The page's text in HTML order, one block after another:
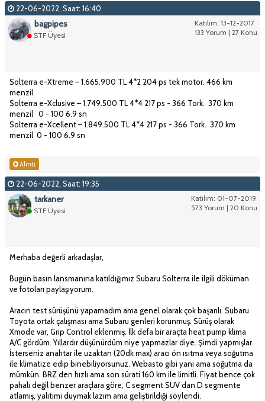
22-06-2022, Saat: 16:40
Katılım: 13-12-2017
133 Yorum | 27 Konu
bagpipes
STF Üyesi
Solterra e-Xtreme – 1.665.900 TL 4*2 204 ps tek motor. 466 km
menzil
Solterra e-Xclusive – 1.749.500 TL 4*4 217 ps - 366 Tork. 370 km
menzil 0 - 100 6.9 sn
Solterra e-Xcellent – 1.849.500 TL 4*4 217 ps - 366 Tork. 370 km
menzil 0 - 100 6.9 sn
Alıntı
22-06-2022, Saat: 19:35
Katılım: 01-07-2019
573 Yorum | 20 Konu
tarkaner
STF Üyesi
Merhaba değerli arkadaşlar,
Bugün basın lansmanına katıldığımız Subaru Solterra ile ilgili döküman
ve fotoları paylaşıyorum.
Aracın test sürüşünü yapamadım ama genel olarak çok başarılı. Subaru
Toyota ortak çalışması ama Subaru genleri korunmuş. Sürüş olarak
Xmode var, Grip Control eklenmiş. İlk defa bir araçta heat pump klima
A/C gördüm. Yıllardır düşünürdüm niye yapmazlar diye. Şimdi yapmışlar.
İsterseniz anahtar ile uzaktan (20dk max) aracı ön ısıtma veya soğutma
ile klimatize edip binebiliyorsunuz. Webasto gibi yani ama soğutma da
mümkün. BRZ den hızlı ama son sürati 160 km ile limitli. Fiyat bence çok
pahalı değil benzer araçlara göre, C segment SUV dan D segmente
atlamış, yalıtımı duymak lazım ama geliştirildiği söylendi.